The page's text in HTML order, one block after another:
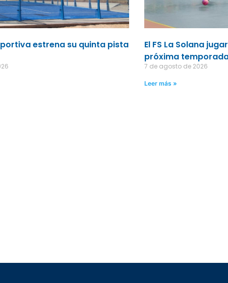
estrena su quinta pista
El FS La Solana
próxima
7 de agosto de 2026
Leer más »